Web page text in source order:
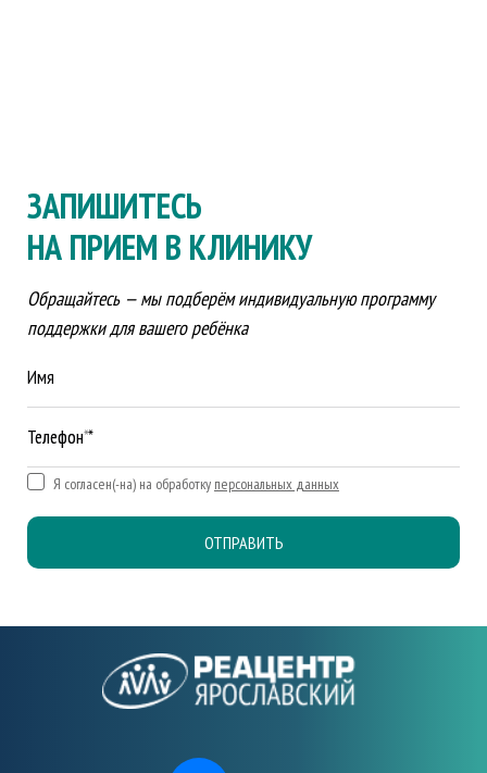
ЗАПИШИТЕСЬ
НА ПРИЕМ В КЛИНИКУ
Обращайтесь — мы подберём индивидуальную программу
поддержки для вашего ребёнка
Имя
Телефон *
ОТПРАВИТЬ
Я согласен(-на) на обработку персональных данных